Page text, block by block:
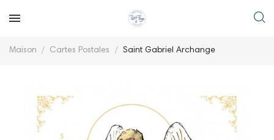
Maison Cartes Postales Saint Gabriel Archange